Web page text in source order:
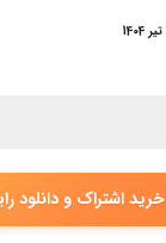
خرید اشتراک و دانلود